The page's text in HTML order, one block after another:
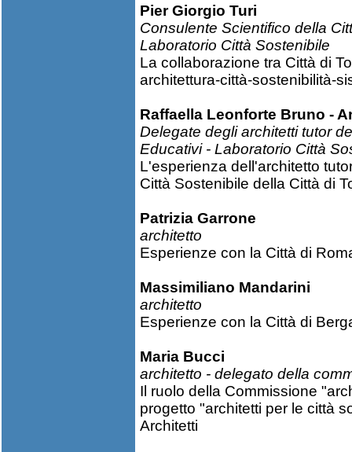
Pier Giorgio Turi
Consulente Scientifico della
Laboratorio Città Sostenibile
La collaborazione tra Città di
architettura-città-sostenibilità-
Raffaella Leonforte Bruno -
Delegate degli architetti tutor
Educativi - Laboratorio Città
L'esperienza dell'architetto
Città Sostenibile della Città di
Patrizia Garrone
architetto
Esperienze con la Città di
Massimiliano Mandarini
architetto
Esperienze con la Città di
Maria Bucci
architetto - delegato della
Il ruolo della Commissione
progetto "architetti per le città
Architetti